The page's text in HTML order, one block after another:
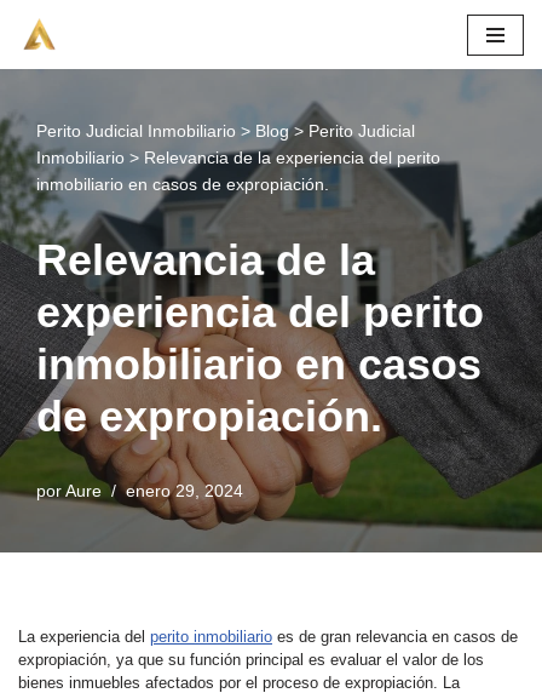
Saltar
contenido
Perito Judicial Inmobiliario > Blog> Perito Judicial
Inmobiliario > Relevancia de la experiencia del perito
inmobiliario en casos de expropiación.
Relevancia de la
experiencia del perito
inmobiliario en casos
de expropiación.
por Aure enero 29, 2024
La experiencia del perito inmobiliario es de gran relevancia en casos de
expropiación, ya que su función principal es evaluar el valor de los
bienes inmuebles afectados por el proceso de expropiación. La